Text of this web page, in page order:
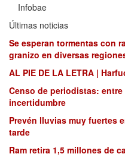
Infobae
Últimas noticias
Se esperan tormentas con
granizo en diversas
AL PIE DE LA LETRA |
Censo de periodistas:
incertidumbre
Prevén lluvias muy fuertes
tarde
Ram retira 1,5 millones de